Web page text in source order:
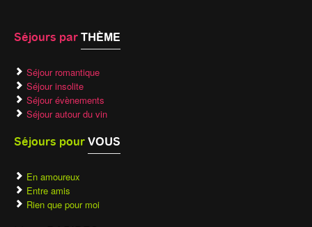
Séjours par THÈME
Séjour romantique
Séjour insolite
Séjour évènements
Séjour autour du vin
Séjours pour VOUS
En amoureux
Entre amis
Rien que pour moi